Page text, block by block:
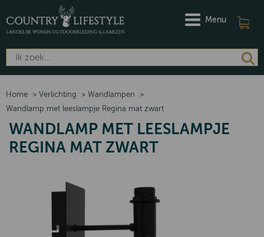
Menu
Home > Verlichting > Wandlampen
>
Wandlamp met leeslampje Regina mat zwart
WANDLAMP MET LEESLAMPJE
REGINA MAT ZWART